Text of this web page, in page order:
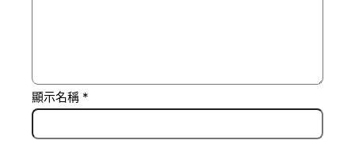
顯示名稱 *